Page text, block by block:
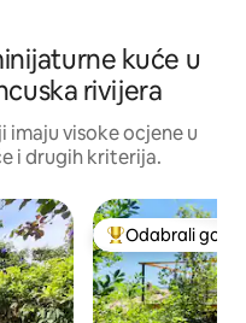
kuće u
rivijera
imaju visoke ocjene u
i drugih kriterija.
Među najviše
Odabrali gosti